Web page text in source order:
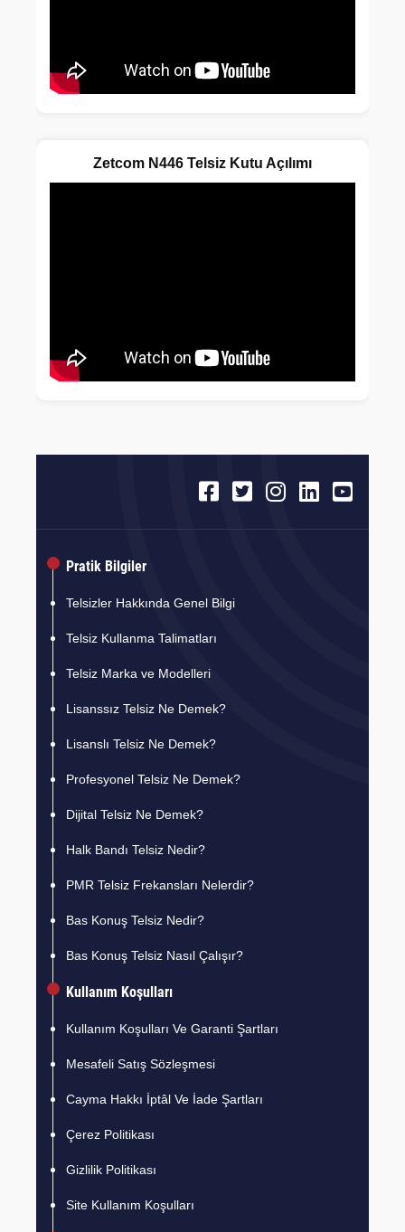
Zetcom N446 Telsiz Kutu Açılımı
Pratik Bilgiler
Telsizler Hakkında Genel Bilgi
Telsiz Kullanma Talimatları
Telsiz Marka ve Modelleri
Lisanssız Telsiz Ne Demek?
Lisanslı Telsiz Ne Demek?
Profesyonel Telsiz Ne Demek?
Dijital Telsiz Ne Demek?
Halk Bandı Telsiz Nedir?
PMR Telsiz Frekansları Nelerdir?
Bas Konuş Telsiz Nedir?
Bas Konuş Telsiz Nasıl Çalışır?
Kullanım Koşulları
Kullanım Koşulları Ve Garanti Şartları
Mesafeli Satış Sözleşmesi
Cayma Hakkı İptâl Ve İade Şartları
Çerez Politikası
Gizlilik Politikası
Site Kullanım Koşulları